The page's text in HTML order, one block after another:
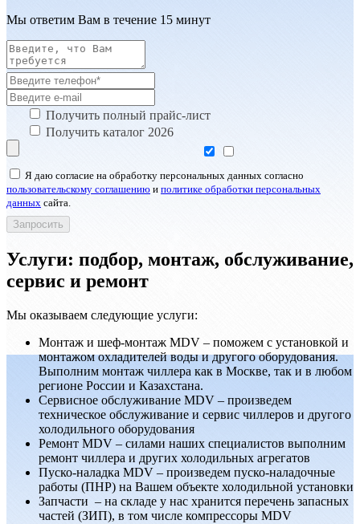
Мы ответим Вам в течение 15 минут
Получить полный прайс-лист
Получить каталог 2026
Я даю согласие на обработку персональных данных согласно
пользовательскому соглашению и политике обработки персональных
данных сайта.
Услуги: подбор, монтаж, обслуживание,
сервис и ремонт
Мы оказываем следующие услуги:
Монтаж и шеф-монтаж MDV – поможем с установкой и
монтажом охладителей воды и другого оборудования.
Выполним монтаж чиллера как в Москве, так и в любом
регионе России и Казахстана.
Сервисноe обслуживание MDV – произведем
техническое обслуживание и сервис чиллеров и другого
холодильного оборудования
Ремонт MDV – силами наших специалистов выполним
ремонт чиллера и других холодильных агрегатов
Пуско-наладка MDV – произведем пуско-наладочные
работы (ПНР) на Вашем объекте холодильной установки
Запчасти – на складе у нас хранится перечень запасных
частей (ЗИП), в том числе компрессоры MDV